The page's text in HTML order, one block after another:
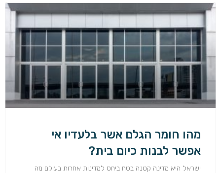
מהו חומר הגלם אשר בלעדיו אי
אפשר לבנות כיום בית?
ישראל היא מדינה קטנה בטח ביחס למדינות אחרות בעולם מה